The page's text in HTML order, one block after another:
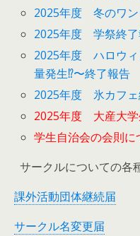
2025年度 冬のワン
2025年度 学祭終
2025年度 ハロウィ
量発生⁉︎〜終了報告
2025年度 氷カフェ
2025年度 大産大学
学生自治会の会則に
サークルについての各
課外活動団体継続届
サークル名変更届